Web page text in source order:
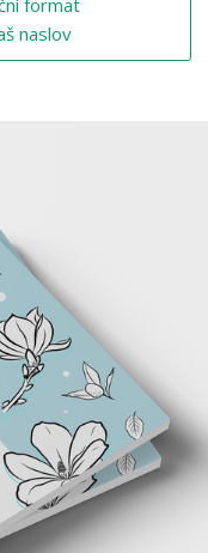
naslov